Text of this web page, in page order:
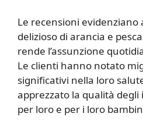
Le recensioni evidenziano
delizioso di arancia e
rende l’assunzione
Le clienti hanno notato
significativi nella loro
apprezzato la qualità
per loro e per i loro